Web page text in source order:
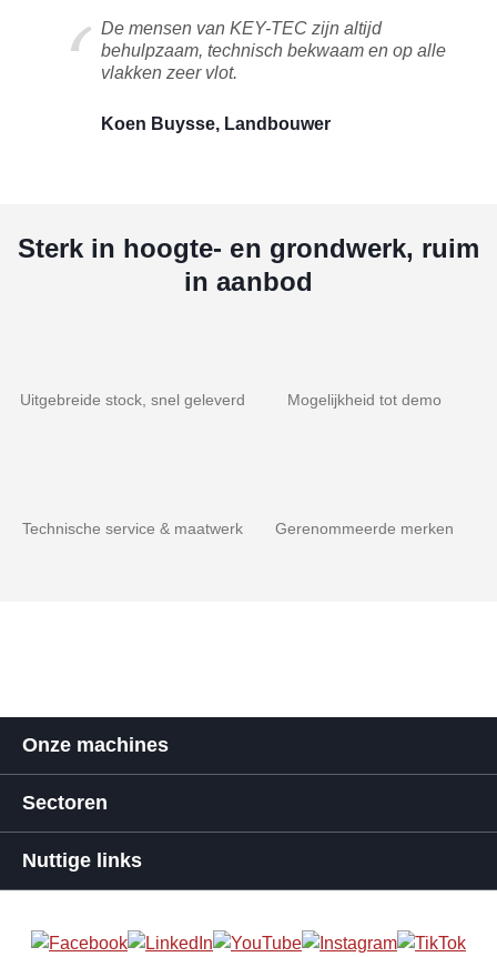
De mensen van KEY-TEC zijn altijd
behulpzaam, technisch bekwaam en op alle
vlakken zeer vlot.
Koen Buysse, Landbouwer
Sterk in hoogte- en grondwerk, ruim
in aanbod
Uitgebreide stock, snel geleverd Mogelijkheid tot demo
Technische service & maatwerk Gerenommeerde merken
Onze machines
Sectoren
Nuttige links